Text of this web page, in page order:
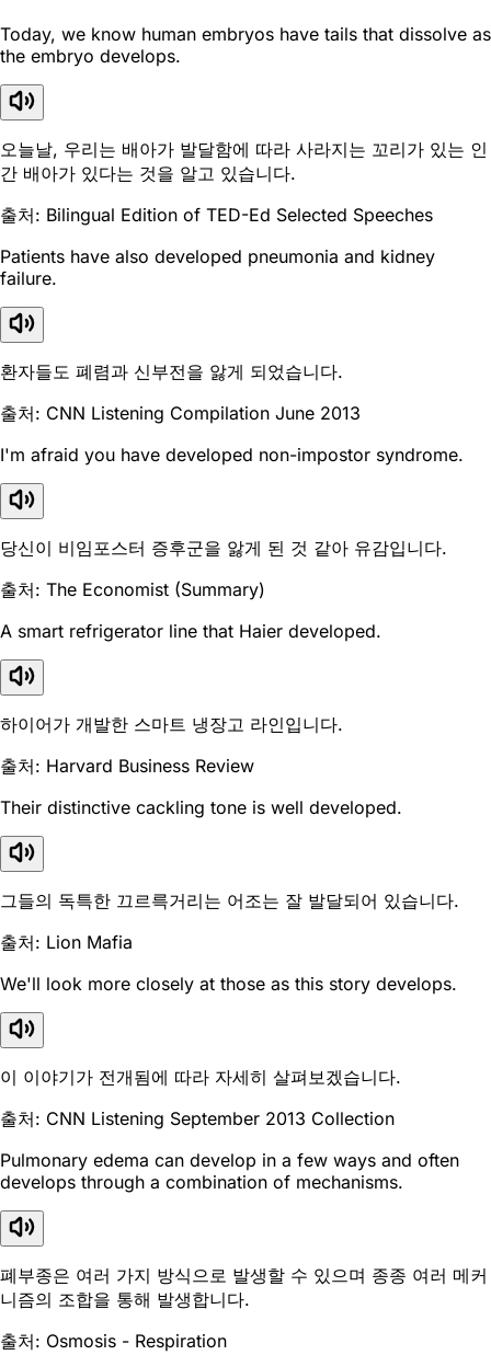
Today, we know human embryos have tails that dissolve as
the embryo develops.
오늘날, 우리는 배아가 발달함에 따라 사라지는 꼬리가 있는 인
간 배아가 있다는 것을 알고 있습니다.
출처: Bilingual Edition of TED-Ed Selected Speeches
Patients have also developed pneumonia and kidney
failure.
환자들도 폐렴과 신부전을 앓게 되었습니다.
출처: CNN Listening Compilation June 2013
I'm afraid you have developed non-impostor syndrome.
당신이 비임포스터 증후군을 앓게 된 것 같아 유감입니다.
출처: The Economist (Summary)
A smart refrigerator line that Haier developed.
하이어가 개발한 스마트 냉장고 라인입니다.
출처: Harvard Business Review
Their distinctive cackling tone is well developed.
그들의 독특한 끄르륵거리는 어조는 잘 발달되어 있습니다.
출처: Lion Mafia
We'll look more closely at those as this story develops.
이 이야기가 전개됨에 따라 자세히 살펴보겠습니다.
출처: CNN Listening September 2013 Collection
Pulmonary edema can develop in a few ways and often
develops through a combination of mechanisms.
폐부종은 여러 가지 방식으로 발생할 수 있으며 종종 여러 메커
니즘의 조합을 통해 발생합니다.
출처: Osmosis - Respiration